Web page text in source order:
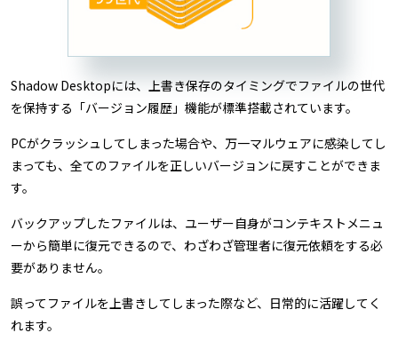
Shadow Desktopには、上書き保存のタイミングでファイルの世代
を保持する「バージョン履歴」機能が標準搭載されています。
PCがクラッシュしてしまった場合や、万一マルウェアに感染してし
まっても、全てのファイルを正しいバージョンに戻すことができま
す。
バックアップしたファイルは、ユーザー自身がコンテキストメニュ
ーから簡単に復元できるので、わざわざ管理者に復元依頼をする必
要がありません。
誤ってファイルを上書きしてしまった際など、日常的に活躍してく
れます。